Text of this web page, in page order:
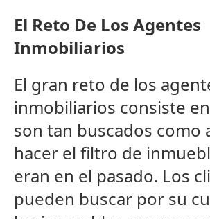
El Reto De Los Agentes
Inmobiliarios
El gran reto de los
inmobiliarios consiste
son tan buscados como
hacer el filtro de
eran en el pasado. Los
pueden buscar por su